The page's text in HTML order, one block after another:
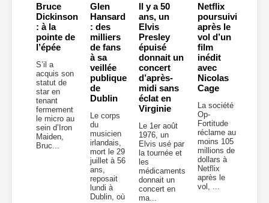
Bruce
Dickinson
: à la
pointe de
l’épée
S’il a
acquis son
statut de
star en
tenant
fermement
le micro au
sein d’Iron
Maiden,
Bruc...
Glen
Hansard
: des
milliers
de fans
à sa
veillée
publique
de
Dublin
Le corps
du
musicien
irlandais,
mort le 29
juillet à 56
ans,
reposait
lundi à
Dublin, où
Il y a 50
ans, un
Elvis
Presley
épuisé
donnait un
concert
d’après-
midi sans
éclat en
Virginie
Le 1er août
1976, un
Elvis usé par
la tournée et
les
médicaments
donnait un
concert en
ma...
Netflix
poursuivi
après le
vol d’un
film
inédit
avec
Nicolas
Cage
La société
Op-
Fortitude
réclame au
moins 105
millions de
dollars à
Netflix
après le
vol, ...